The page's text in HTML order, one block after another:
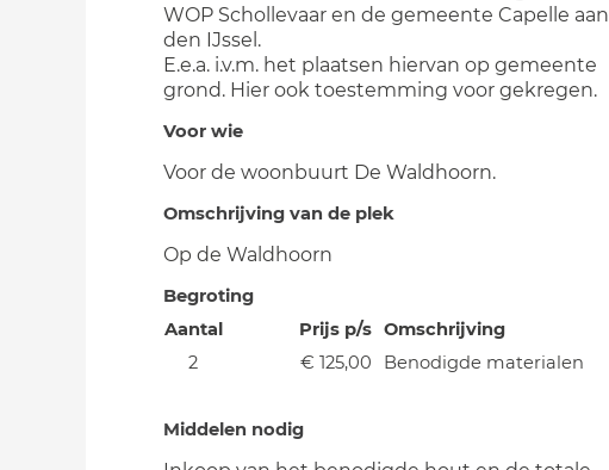
WOP Schollevaar en de gemeente Capelle aan
den IJssel.
E.e.a. i.v.m. het plaatsen hiervan op gemeente
grond. Hier ook toestemming voor gekregen.
Voor wie
Voor de woonbuurt De Waldhoorn.
Omschrijving van de plek
Op de Waldhoorn
Begroting
Aantal
Prijs p/s Omschrijving
2
€ 125,00 Benodigde materialen
Middelen nodig